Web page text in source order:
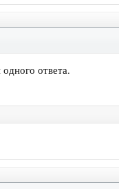
ответа.